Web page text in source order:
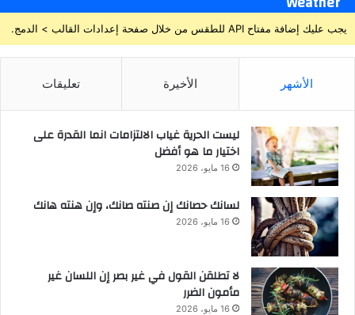
يجب عليك إضافة مفتاح API للطقس من خلال صفحة إعدادات القالب > الدمج.
الأشهر الأخيرة تعليقات
ليست الحرية غياب الالتزامات انما القدرة على
اختيار ما هو أفضل
16 مايو، 2026
لسانك حصانك إن صنته صانك، وإن هنته هانك
16 مايو، 2026
لا تطلقن القول في غير بصر إن اللسان غير
مأمون الضرر
16 مايو، 2026